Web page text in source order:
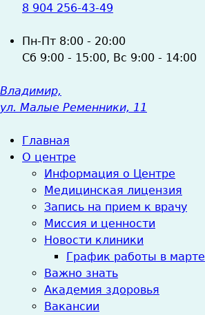
8 904 256-43-49
Пн-Пт 8:00 - 20:00
Сб 9:00 - 15:00, Вс 9:00 - 14:00
Владимир,
ул. Малые Ременники, 11
Главная
О центре
Информация о Центре
Медицинская лицензия
Запись на прием к врачу
Миссия и ценности
Новости клиники
График работы в марте
Важно знать
Академия здоровья
Вакансии